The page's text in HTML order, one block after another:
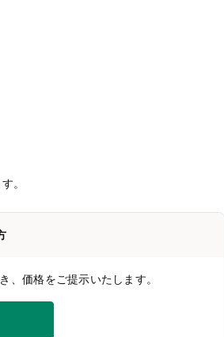
。
、価格をご提示いたします。